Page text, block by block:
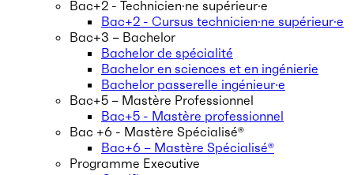
Bac+2 - Technicien·ne supérieur·e
Bac+2 - Cursus technicien·ne supérieur·e
Bac+3 – Bachelor
Bachelor de spécialité
Bachelor en sciences et en ingénierie
Bachelor passerelle ingénieur·e
Bac+5 – Mastère Professionnel
Bac+5 - Mastère professionnel
Bac +6 - Mastère Spécialisé®
Bac+6 – Mastère Spécialisé®
Programme Executive